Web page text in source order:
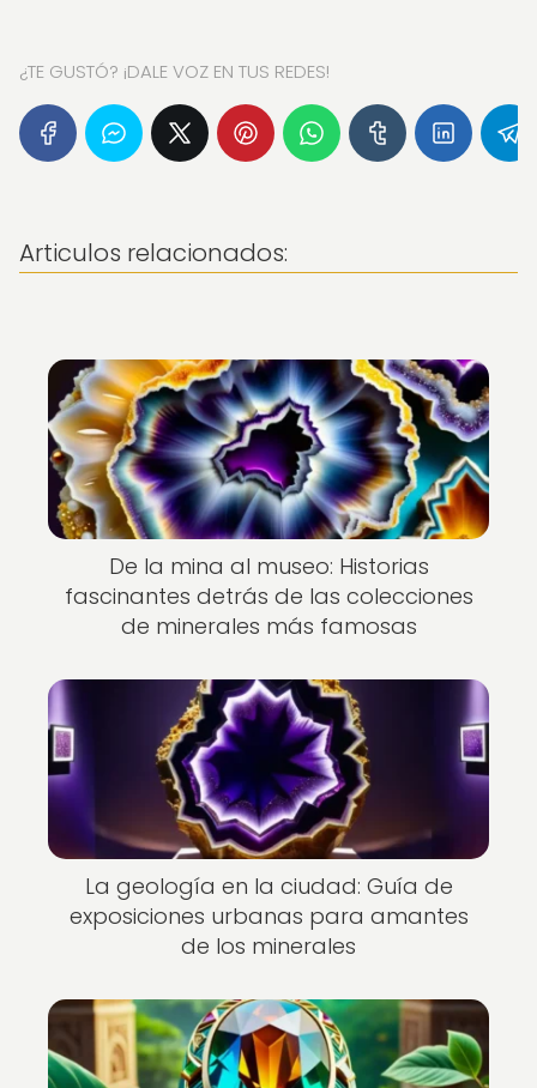
¿TE GUSTÓ? ¡DALE VOZ EN TUS REDES!
Articulos relacionados:
De la mina al museo: Historias
fascinantes detrás de las colecciones
de minerales más famosas
La geología en la ciudad: Guía de
exposiciones urbanas para amantes
de los minerales